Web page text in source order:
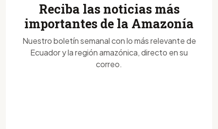
Reciba las noticias más
importantes de la Amazonía
Nuestro boletín semanal con lo más relevante de
Ecuador y la región amazónica, directo en su
correo.